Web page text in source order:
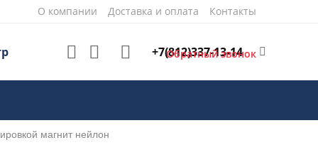
О компании Доставка и оплата Контакты
+7(812)337-13-14
Обратный звонок
магнит нейлон